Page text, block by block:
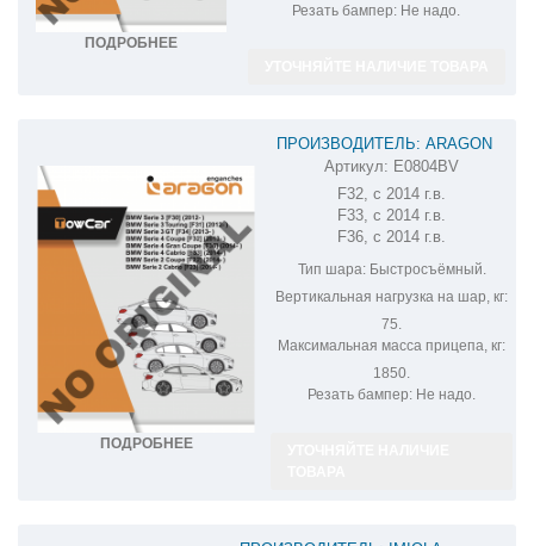
ПОДРОБНЕЕ
Резать бампер: Не надо.
ПОДРОБНЕЕ
ПРОИЗВОДИТЕЛЬ: ARAGON
ФАРКОП НА BMW 4 E0804BV
Артикул: E0804BV
F32, с 2014 г.в.
F33, с 2014 г.в.
F36, с 2014 г.в.
Тип шара:Быстросъёмный.
Вертикальная нагрузка на шар, кг:
75.
Максимальная масса прицепа, кг:
1850.
Резать бампер: Не надо.